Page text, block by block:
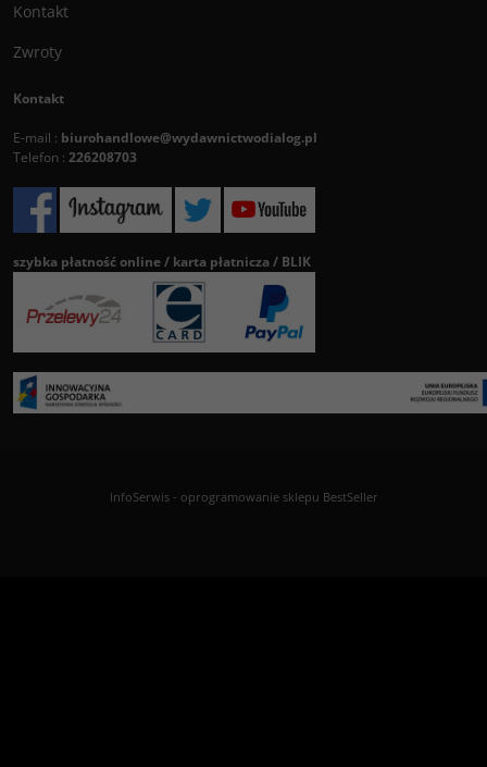
Kontakt
Zwroty
Kontakt
E-mail : biurohandlowe@wydawnictwodialog.pl
Telefon : 226208703
szybka płatność online / karta płatnicza / BLIK
InfoSerwis- oprogramowanie sklepu BestSeller